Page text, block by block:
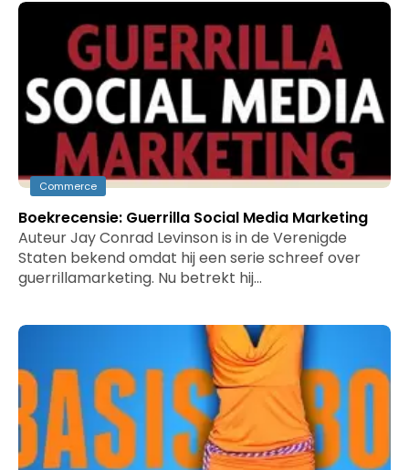
Commerce
Boekrecensie: Guerrilla Social Media Marketing
Auteur Jay Conrad Levinson is in de Verenigde
Staten bekend omdat hij een serie schreef over
guerrillamarketing. Nu betrekt hij…